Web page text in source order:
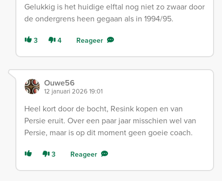
Gelukkig is het huidige elftal nog niet zo zwaar door
de ondergrens heen gegaan als in 1994/95.
3 4 Reageer
Ouwe56
12 januari 2026 19:01
Heel kort door de bocht, Resink kopen en van
Persie eruit. Over een paar jaar misschien wel van
Persie, maar is op dit moment geen goeie coach.
3 Reageer